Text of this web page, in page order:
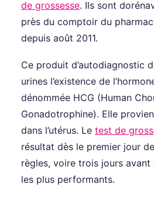
de grossesse. Ils sont
près du comptoir du
depuis août 2011.
Ce produit d’autodiagnostic
urines l’existence de
dénommée HCG (Human
Gonadotrophine). Elle
dans l’utérus. Le test de
résultat dès le premier jour
règles, voire trois jours
les plus performants.